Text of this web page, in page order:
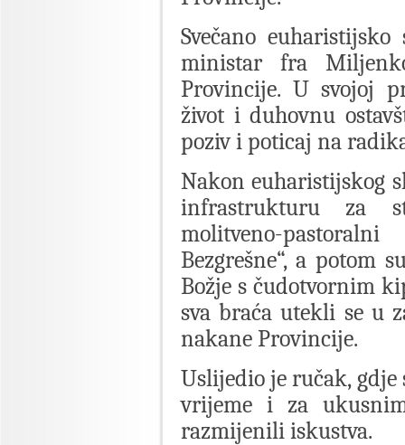
Svečano
ministar fra
Provincije. U svojoj
život i duhovnu
poziv i poticaj na
Nakon euharistijskog
infrastrukturu za
molitveno-
Bezgrešne“, a potom
Božje s čudotvornim
sva braća utekli se u
nakane Provincije.
Uslijedio je ručak,
vrijeme i za
razmijenili iskustva.